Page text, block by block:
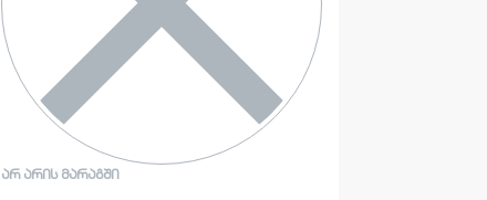
ᲐᲠ ᲐᲠᲘᲡ ᲛᲐᲠᲐᲒᲨᲘ